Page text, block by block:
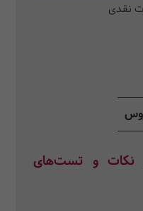
نقدی
نکات و تست‌های